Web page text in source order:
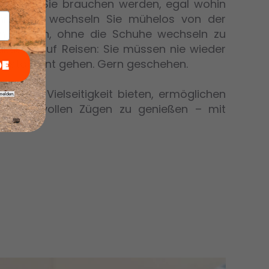
die Sie brauchen werden, egal wohin
So wechseln Sie mühelos von der
Pfaden, ohne die Schuhe wechseln zu
auf Reisen: Sie müssen nie wieder
gehen. Gern geschehen.
an Vielseitigkeit bieten, ermöglichen
in vollen Zügen zu genießen – mit